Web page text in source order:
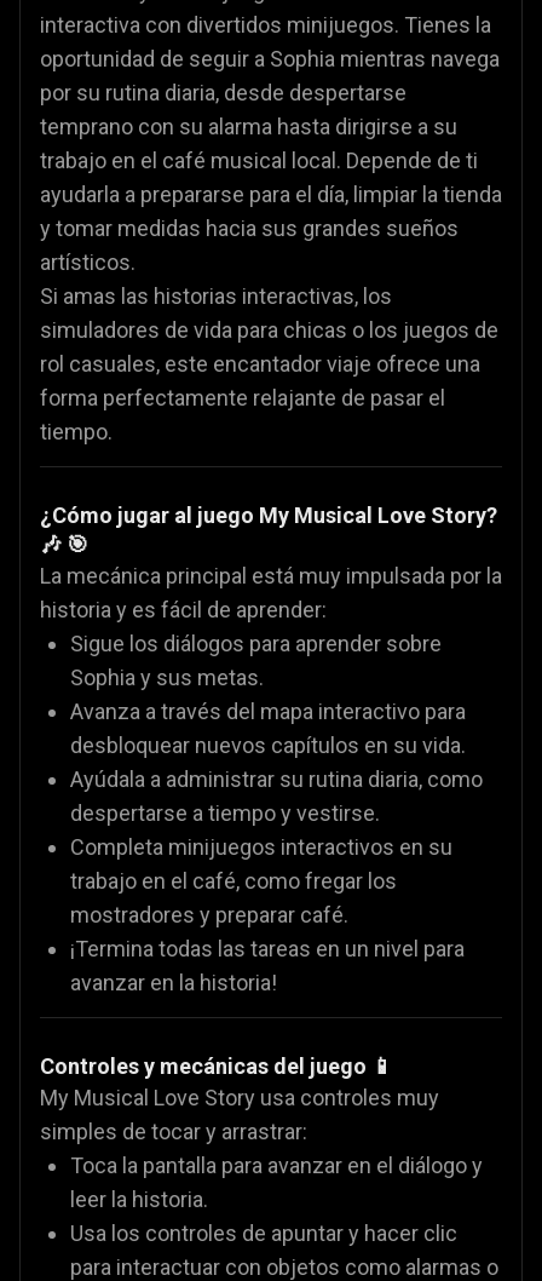
interactiva con divertidos minijuegos. Tienes la
oportunidad de seguir a Sophia mientras navega
por su rutina diaria, desde despertarse
temprano con su alarma hasta dirigirse a su
trabajo en el café musical local. Depende de ti
ayudarla a prepararse para el día, limpiar la tienda
y tomar medidas hacia sus grandes sueños
artísticos.
Si amas las historias interactivas, los
simuladores de vida para chicas o los juegos de
rol casuales, este encantador viaje ofrece una
forma perfectamente relajante de pasar el
tiempo.
¿Cómo jugar al juego My Musical Love Story?
🎶 🎯
La mecánica principal está muy impulsada por la
historia y es fácil de aprender:
Sigue los diálogos para aprender sobre
Sophia y sus metas.
Avanza a través del mapa interactivo para
desbloquear nuevos capítulos en su vida.
Ayúdala a administrar su rutina diaria, como
despertarse a tiempo y vestirse.
Completa minijuegos interactivos en su
trabajo en el café, como fregar los
mostradores y preparar café.
¡Termina todas las tareas en un nivel para
avanzar en la historia!
Controles y mecánicas del juego 📱
My Musical Love Story usa controles muy
simples de tocar y arrastrar:
Toca la pantalla para avanzar en el diálogo y
leer la historia.
Usa los controles de apuntar y hacer clic
para interactuar con objetos como alarmas o